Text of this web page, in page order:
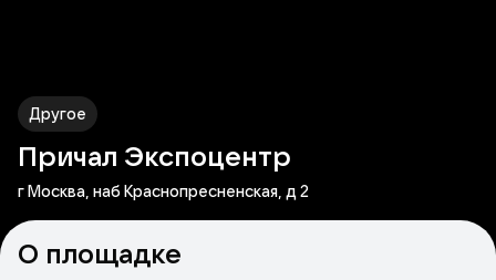
Другое
Причал Экспоцентр
г Москва, наб Краснопресненская, д 2
О площадке